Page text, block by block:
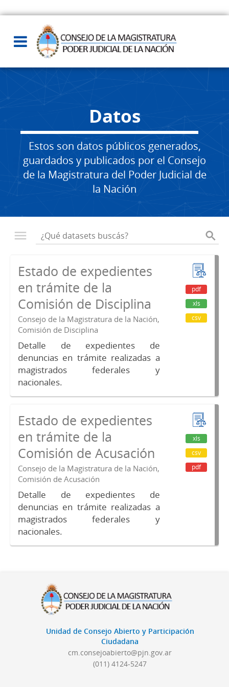
Datos
Estos son datos públicos generados,
guardados y publicados por el Consejo
de la Magistratura del Poder Judicial de
la Nación
Estado de expedientes
en trámite de la
Comisión de Disciplina
Consejo de la Magistratura de la Nación,
Comisión de Disciplina
Detalle de expedientes de
denuncias en trámite realizadas a
magistrados federales y
nacionales.
pdf
xls
csv
Estado de expedientes
en trámite de la
Comisión de Acusación
Consejo de la Magistratura de la Nación,
Comisión de Acusación
Detalle de expedientes de
denuncias en trámite realizadas a
magistrados federales y
nacionales.
xls
csv
pdf
Unidad de Consejo Abierto y Participación
Ciudadana
cm.consejoabierto@pjn.gov.ar
(011) 4124-5247